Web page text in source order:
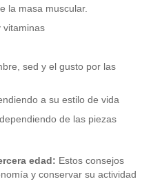
la masa muscular.
vitaminas
sed y el gusto por las
a su estilo de vida
de las piezas
edad: Estos consejos
y conservar su actividad